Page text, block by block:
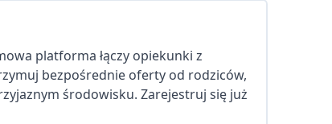
platforma łączy opiekunki z
bezpośrednie oferty od rodziców,
środowisku. Zarejestruj się już